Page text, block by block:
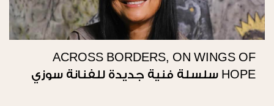
ACROSS BORDERS, ON WINGS OF
HOPE سلسلة فنية جديدة للفنانة سوزي